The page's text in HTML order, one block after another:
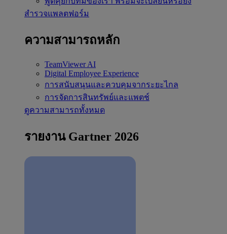
สำรวจแพลตฟอร์ม
ความสามารถหลัก
TeamViewer AI
Digital Employee Experience
การสนับสนุนและควบคุมจากระยะไกล
การจัดการสินทรัพย์และแพตช์
ดูความสามารถทั้งหมด
รายงาน Gartner 2026